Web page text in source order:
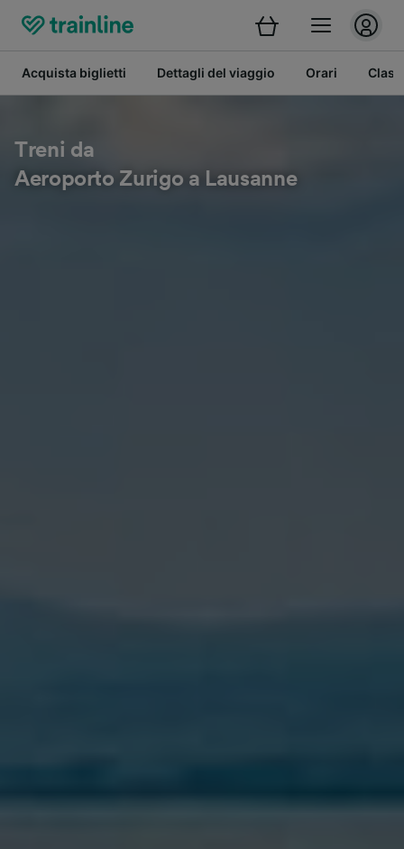
Acquista biglietti Dettagli del viaggio Orari
Treni da
Aeroporto Zurigo a Lausanne